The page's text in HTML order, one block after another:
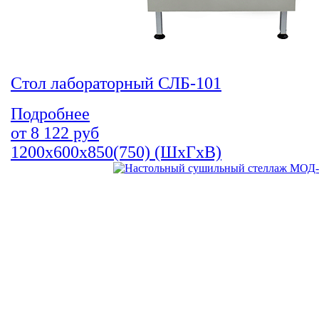
Стол лабораторный СЛБ-101
Подробнее
от 8 122 руб
1200х600х850(750) (ШхГхВ)